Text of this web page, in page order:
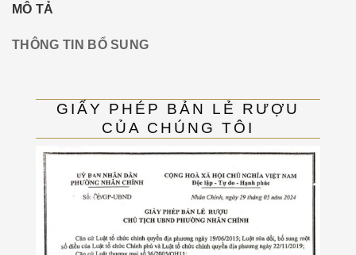
MÔ TẢ
THÔNG TIN BỔ SUNG
GIẤY PHÉP BẢN LẺ RƯỢU
CỦA CHÚNG TÔI